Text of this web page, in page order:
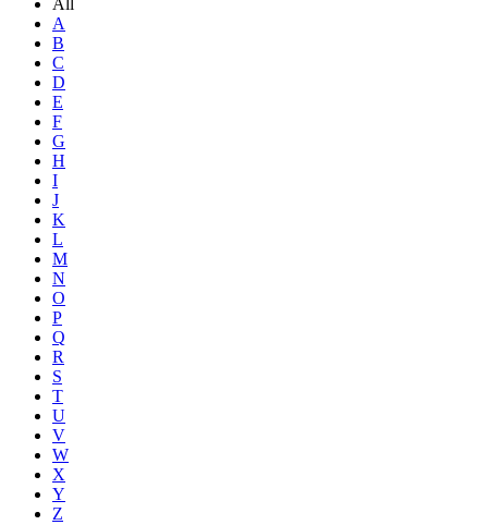
All
A
B
C
D
E
F
G
H
I
J
K
L
M
N
O
P
Q
R
S
T
U
V
W
X
Y
Z